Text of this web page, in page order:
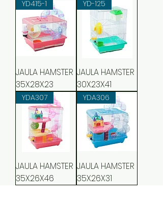
YD415-1
JAULA HAMSTER
35X28X23
YD-125
JAULA HAMSTER
30X23X41
YDA307
JAULA HAMSTER
35X26X46
YDA306
JAULA HAMSTER
35X26X31